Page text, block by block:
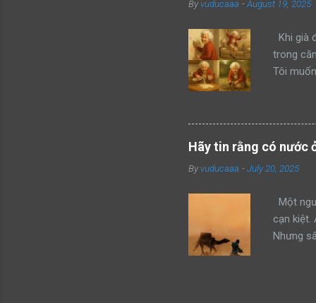
mon
Byvuducaaa -August 19, 2025
Khi già
trong
Tôi
từ chai
phấn
nghịch
Khi
cơm, rồi
Hãy tin rằng có nước
Byvuducaaa -July 20, 2025
Một
cạn kiệt.
Nhưng
đây,